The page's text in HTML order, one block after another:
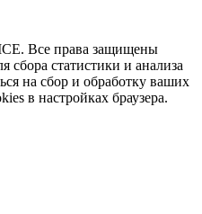
Все права защищены
сбора статистики и анализа
на сбор и обработку ваших
в настройках браузера.